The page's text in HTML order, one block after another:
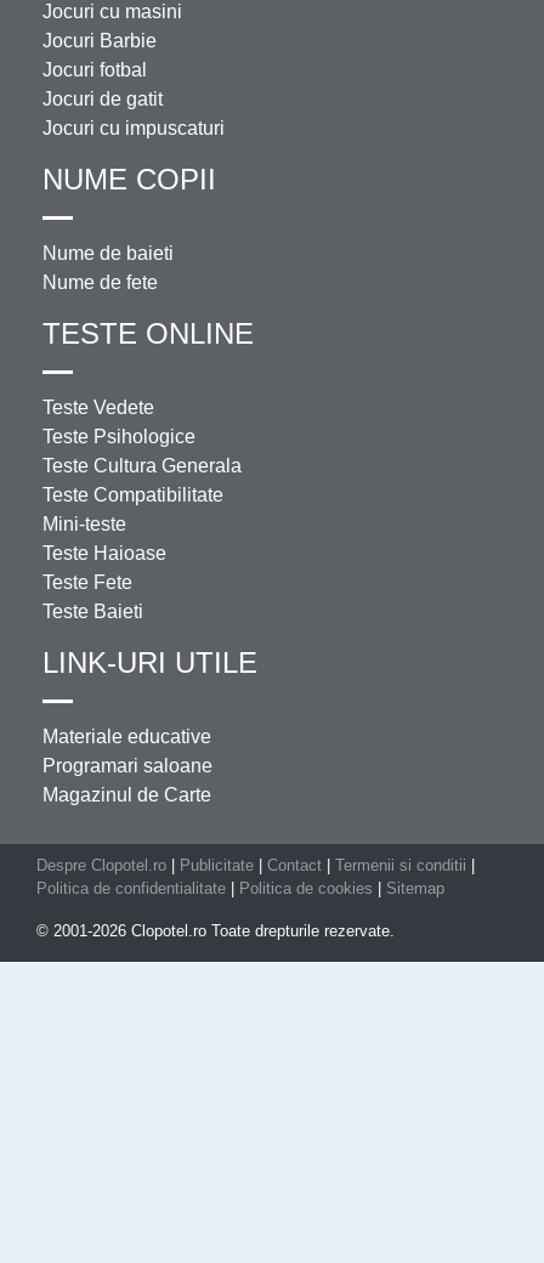
Jocuri cu masini
Jocuri Barbie
Jocuri fotbal
Jocuri de gatit
Jocuri cu impuscaturi
NUME COPII
Nume de baieti
Nume de fete
TESTE ONLINE
Teste Vedete
Teste Psihologice
Teste Cultura Generala
Teste Compatibilitate
Mini-teste
Teste Haioase
Teste Fete
Teste Baieti
LINK-URI UTILE
Materiale educative
Programari saloane
Magazinul de Carte
Despre Clopotel.ro Publicitate Contact Termenii si conditii
Politica de confidentialitate
Politica de cookies Sitemap
© 2001-2026 Clopotel.ro Toate drepturile rezervate.